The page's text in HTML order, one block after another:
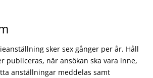
sker sex gånger per år. Håll
publiceras, när ansökan ska vara inne,
anställningar meddelas samt